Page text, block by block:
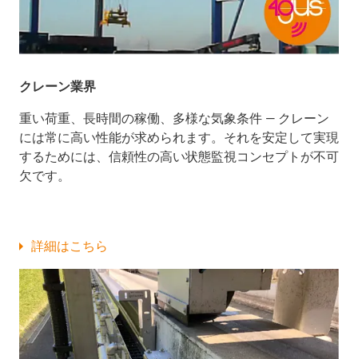
クレーン業界
重い荷重、長時間の稼働、多様な気象条件 ― クレーン
には常に高い性能が求められます。それを安定して実現
するためには、信頼性の高い状態監視コンセプトが不可
欠です。
詳細はこちら